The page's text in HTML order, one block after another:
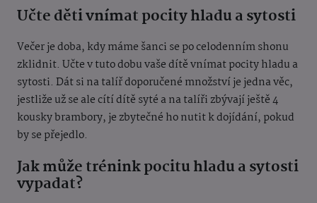
Učte děti vnímat pocity hladu a sytosti
Večer je doba, kdy máme šanci se po celodenním shonu
zklidnit. Učte v tuto dobu vaše dítě vnímat pocity hladu a
sytosti. Dát si na talíř doporučené množství je jedna věc,
jestliže už se ale cítí dítě syté a na talíři zbývají ještě 4
kousky brambory, je zbytečné ho nutit k dojídání, pokud
by se přejedlo.
Jak může trénink pocitu hladu a sytosti
vypadat?